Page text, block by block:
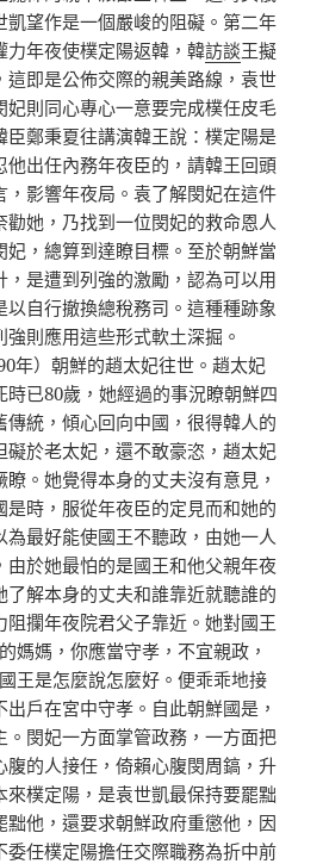
凱望作是一個嚴峻的阻礙。第二年
力年夜使樸定陽返韓，韓訪談王擬
這即是公佈交際的親美路線，袁世
妃則同心專心一意要完成樸任皮毛
臣鄭秉夏往講演韓王說：樸定陽是
他出任內務年夜臣的，請韓王回頭
，影響年夜局。袁了解閔妃在這件
勸她，乃找到一位閔妃的救命恩人
妃，總算到達瞭目標。至於朝鮮當
，是遭到列強的激勵，認為可以用
以自行撤換總稅務司。這種種跡象
則應用這些形式軟土深掘。
）朝鮮的趙太妃往世。趙太妃
已80歲，她經過的事況瞭朝鮮四
傳統，傾心回向中國，很得韓人的
礙於老太妃，還不敢豪恣，趙太妃
。她覺得本身的丈夫沒有意見，
是時，服從年夜臣的定見而和她的
為最好能使國王不聽政，由她一人
由於她最怕的是國王和他父親年夜
了解本身的丈夫和誰靠近就聽誰的
阻攔年夜院君父子靠近。她對國王
媽媽，你應當守孝，不宜親政，
王是怎麼說怎麼好。便乖乖地接
戶在宮中守孝。自此朝鮮國是，
。閔妃一方面掌管政務，一方面把
腹的人接任，倚賴心腹閔周鎬，升
來樸定陽，是袁世凱最保持要罷黜
黜他，還要求朝鮮政府重懲他，因
委任樸定陽擔任交際職務為折中前